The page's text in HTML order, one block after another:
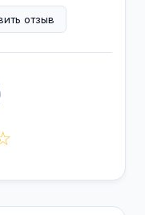
отзыв